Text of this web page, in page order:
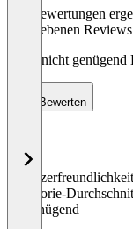
Die Bewertungen
abgegebenen Reviews
Noch nicht
Bewerten
Benutzerfreundlichkeit
Kategorie-
Ungenügend